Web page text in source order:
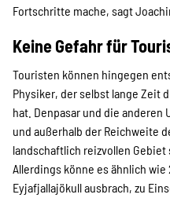
Fortschritte mache, sagt
Keine Gefahr für
Touristen können hingegen
Physiker, der selbst lange Zeit
hat. Denpasar und die
und außerhalb der Reichweite
landschaftlich reizvollen
Allerdings könne es ähnlich wie
Eyjafjallajökull ausbrach, zu